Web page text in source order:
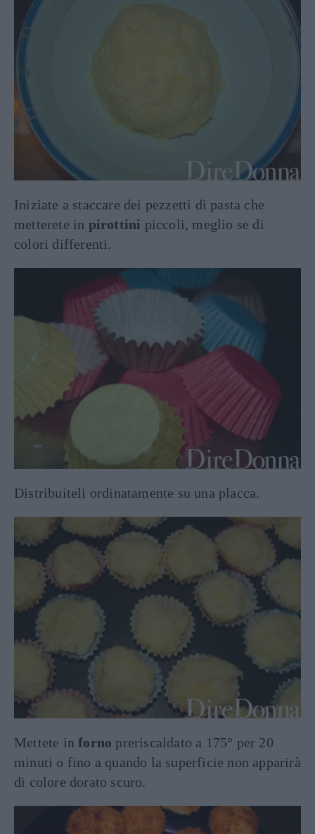
Iniziate a staccare dei pezzetti di pasta che
metterete in pirottini piccoli, meglio se di
colori differenti.
Distribuiteli ordinatamente su una placca.
Mettete inforno preriscaldato a 175° per 20
minuti o fino a quando la superficie non apparirà
di colore dorato scuro.